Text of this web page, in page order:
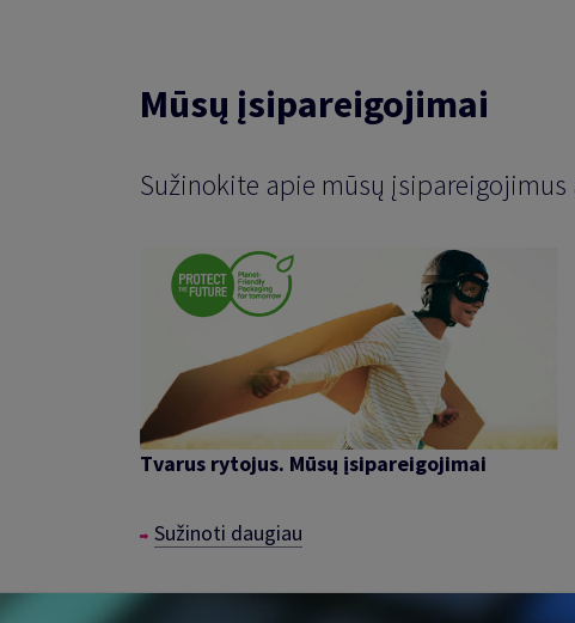
Mūsų įsipareigojimai
Sužinokite apie mūsų
Tvarus rytojus. Mūsų įsipareigojimai
Sužinoti daugiau